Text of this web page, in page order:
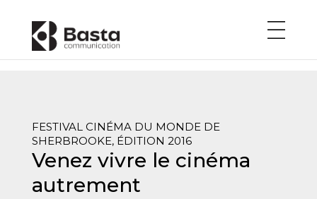
FESTIVAL CINÉMA DU MONDE DE
SHERBROOKE, ÉDITION 2016
Venez vivre le cinéma
autrement